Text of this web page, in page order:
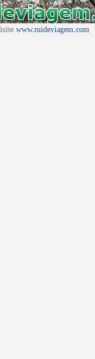
www.ruideviagem.com